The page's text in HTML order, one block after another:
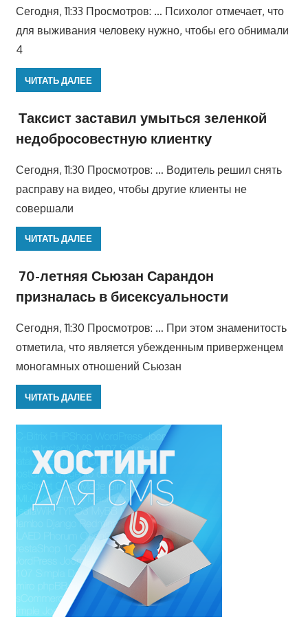
Сегодня, 11:33 Просмотров: … Психолог отмечает, что
для выживания человеку нужно, чтобы его обнимали
4
ЧИТАТЬ ДАЛЕЕ
Таксист заставил умыться зеленкой
недобросовестную клиентку
Сегодня, 11:30 Просмотров: … Водитель решил снять
расправу на видео, чтобы другие клиенты не
совершали
ЧИТАТЬ ДАЛЕЕ
70-летняя Сьюзан Сарандон
призналась в бисексуальности
Сегодня, 11:30 Просмотров: … При этом знаменитость
отметила, что является убежденным приверженцем
моногамных отношений Сьюзан
ЧИТАТЬ ДАЛЕЕ